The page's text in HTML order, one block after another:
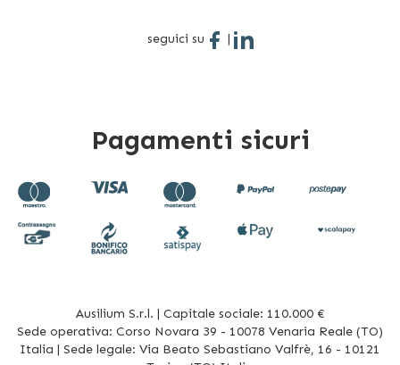
seguici su |
Pagamenti sicuri
Ausilium S.r.l. | Capitale sociale: 110.000 €
Sede operativa: Corso Novara 39 - 10078 Venaria Reale (TO)
Italia | Sede legale: Via Beato Sebastiano Valfrè, 16 - 10121